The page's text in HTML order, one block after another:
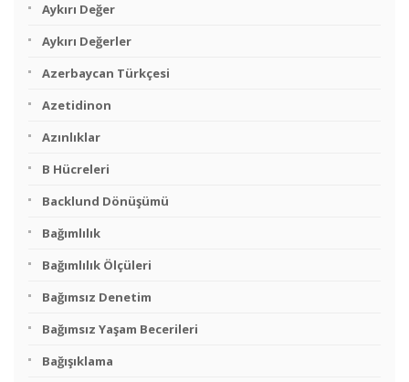
Aykırı Değer
Aykırı Değerler
Azerbaycan Türkçesi
Azetidinon
Azınlıklar
B Hücreleri
Backlund Dönüşümü
Bağımlılık
Bağımlılık Ölçüleri
Bağımsız Denetim
Bağımsız Yaşam Becerileri
Bağışıklama